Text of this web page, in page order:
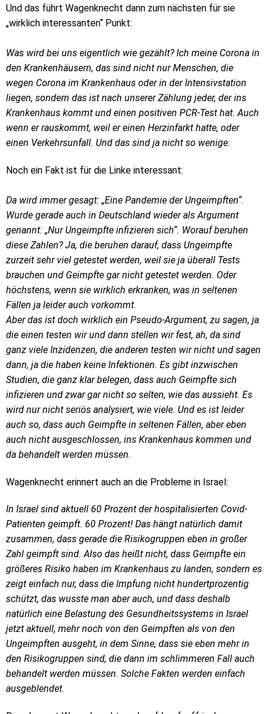
Und das führt Wagenknecht dann zum nächsten für sie
„wirklich interessanten“ Punkt:
Was wird bei uns eigentlich wie gezählt? Ich meine Corona in
den Krankenhäusern, das sind nicht nur Menschen, die
wegen Corona im Krankenhaus oder in der Intensivstation
liegen, sondern das ist nach unserer Zählung jeder, der ins
Krankenhaus kommt und einen positiven PCR-Test hat. Auch
wenn er rauskommt, weil er einen Herzinfarkt hatte, oder
einen Verkehrsunfall. Und das sind ja nicht so wenige.
Noch ein Fakt ist für die Linke interessant:
Da wird immer gesagt: „Eine Pandemie der Ungeimpften“.
Wurde gerade auch in Deutschland wieder als Argument
genannt: „Nur Ungeimpfte infizieren sich“. Worauf beruhen
diese Zahlen? Ja, die beruhen darauf, dass Ungeimpfte
zurzeit sehr viel getestet werden, weil sie ja überall Tests
brauchen und Geimpfte gar nicht getestet werden. Oder
höchstens, wenn sie wirklich erkranken, was in seltenen
Fällen ja leider auch vorkommt.
Aber das ist doch wirklich ein Pseudo-Argument, zu sagen, ja
die einen testen wir und dann stellen wir fest, ah, da sind
ganz viele Inzidenzen, die anderen testen wir nicht und sagen
dann, ja die haben keine Infektionen. Es gibt inzwischen
Studien, die ganz klar belegen, dass auch Geimpfte sich
infizieren und zwar gar nicht so selten, wie das aussieht. Es
wird nur nicht seriös analysiert, wie viele. Und es ist leider
auch so, dass auch Geimpfte in seltenen Fällen, aber eben
auch nicht ausgeschlossen, ins Krankenhaus kommen und
da behandelt werden müssen.
Wagenknecht erinnert auch an die Probleme in Israel:
In Israel sind aktuell 60 Prozent der hospitalisierten Covid-
Patienten geimpft. 60 Prozent! Das hängt natürlich damit
zusammen, dass gerade die Risikogruppen eben in großer
Zahl geimpft sind. Also das heißt nicht, dass Geimpfte ein
größeres Risiko haben im Krankenhaus zu landen, sondern es
zeigt einfach nur, dass die Impfung nicht hundertprozentig
schützt, das wusste man aber auch, und dass deshalb
natürlich eine Belastung des Gesundheitssystems in Israel
jetzt aktuell, mehr noch von den Geimpften als von den
Ungeimpften ausgeht, in dem Sinne, dass sie eben mehr in
den Risikogruppen sind, die dann im schlimmeren Fall auch
behandelt werden müssen. Solche Fakten werden einfach
ausgeblendet.